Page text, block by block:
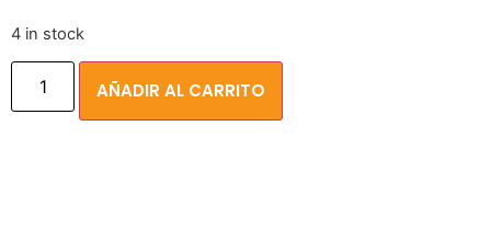
4 in stock
AÑADIR AL CARRITO